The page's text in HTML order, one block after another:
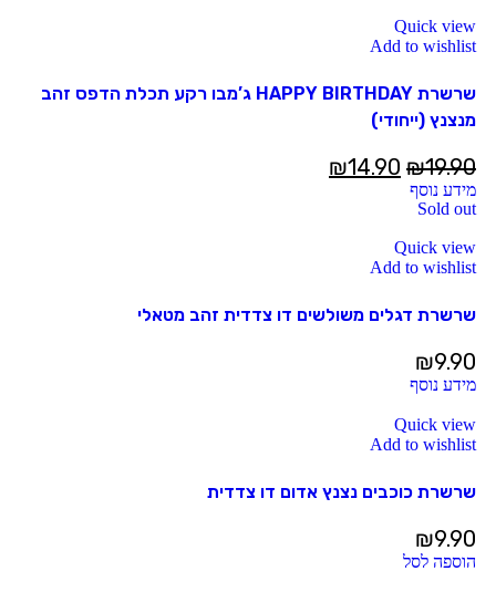
Quick view
Add to wishlist
שרשרת HAPPY BIRTHDAY ג’מבו רקע תכלת הדפס זהב
מנצנץ (ייחודי)
₪19.90
₪14.90
מידע נוסף
Sold out
Quick view
Add to wishlist
שרשרת דגלים משולשים דו צדדית זהב מטאלי
₪9.90
מידע נוסף
Quick view
Add to wishlist
שרשרת כוכבים נצנץ אדום דו צדדית
₪9.90
הוספה לסל